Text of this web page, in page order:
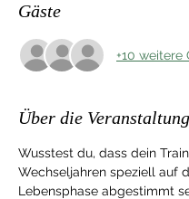
Gäste
+10 weitere
Über die Veranstaltung
Wusstest du, dass dein
Wechseljahren speziell auf
Lebensphase abgestimmt